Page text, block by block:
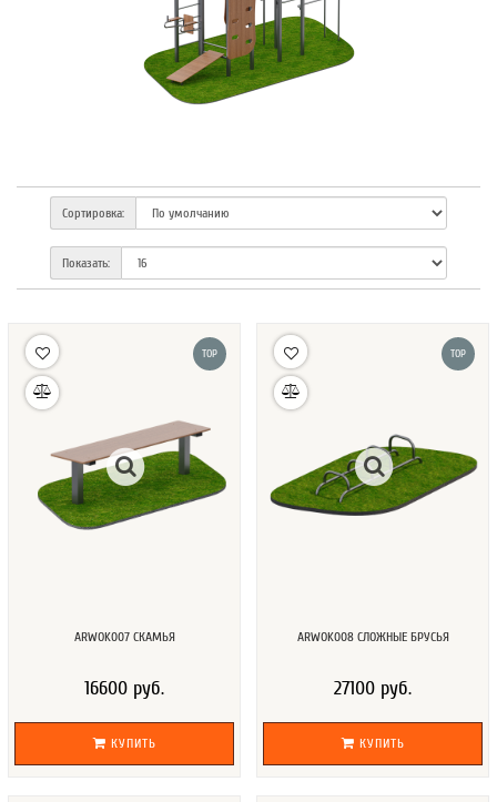
Сортировка:
Показать:
TOP
ARWOK007 СКАМЬЯ
16600 руб.
КУПИТЬ
TOP
ARWOK008 СЛОЖНЫЕ БРУСЬЯ
27100 руб.
КУПИТЬ